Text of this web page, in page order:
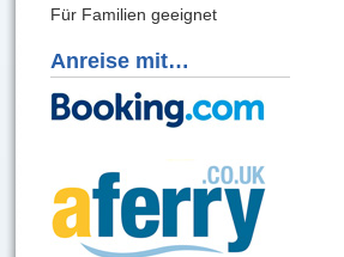
Für Familien geeignet
Anreise mit…